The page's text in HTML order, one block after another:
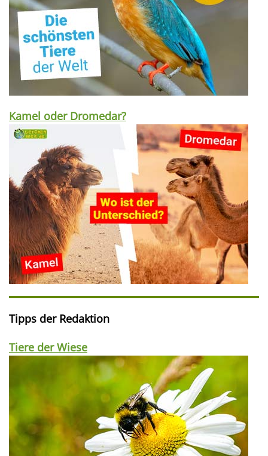
Kamel oder Dromedar?
Tipps der Redaktion
Tiere der Wiese